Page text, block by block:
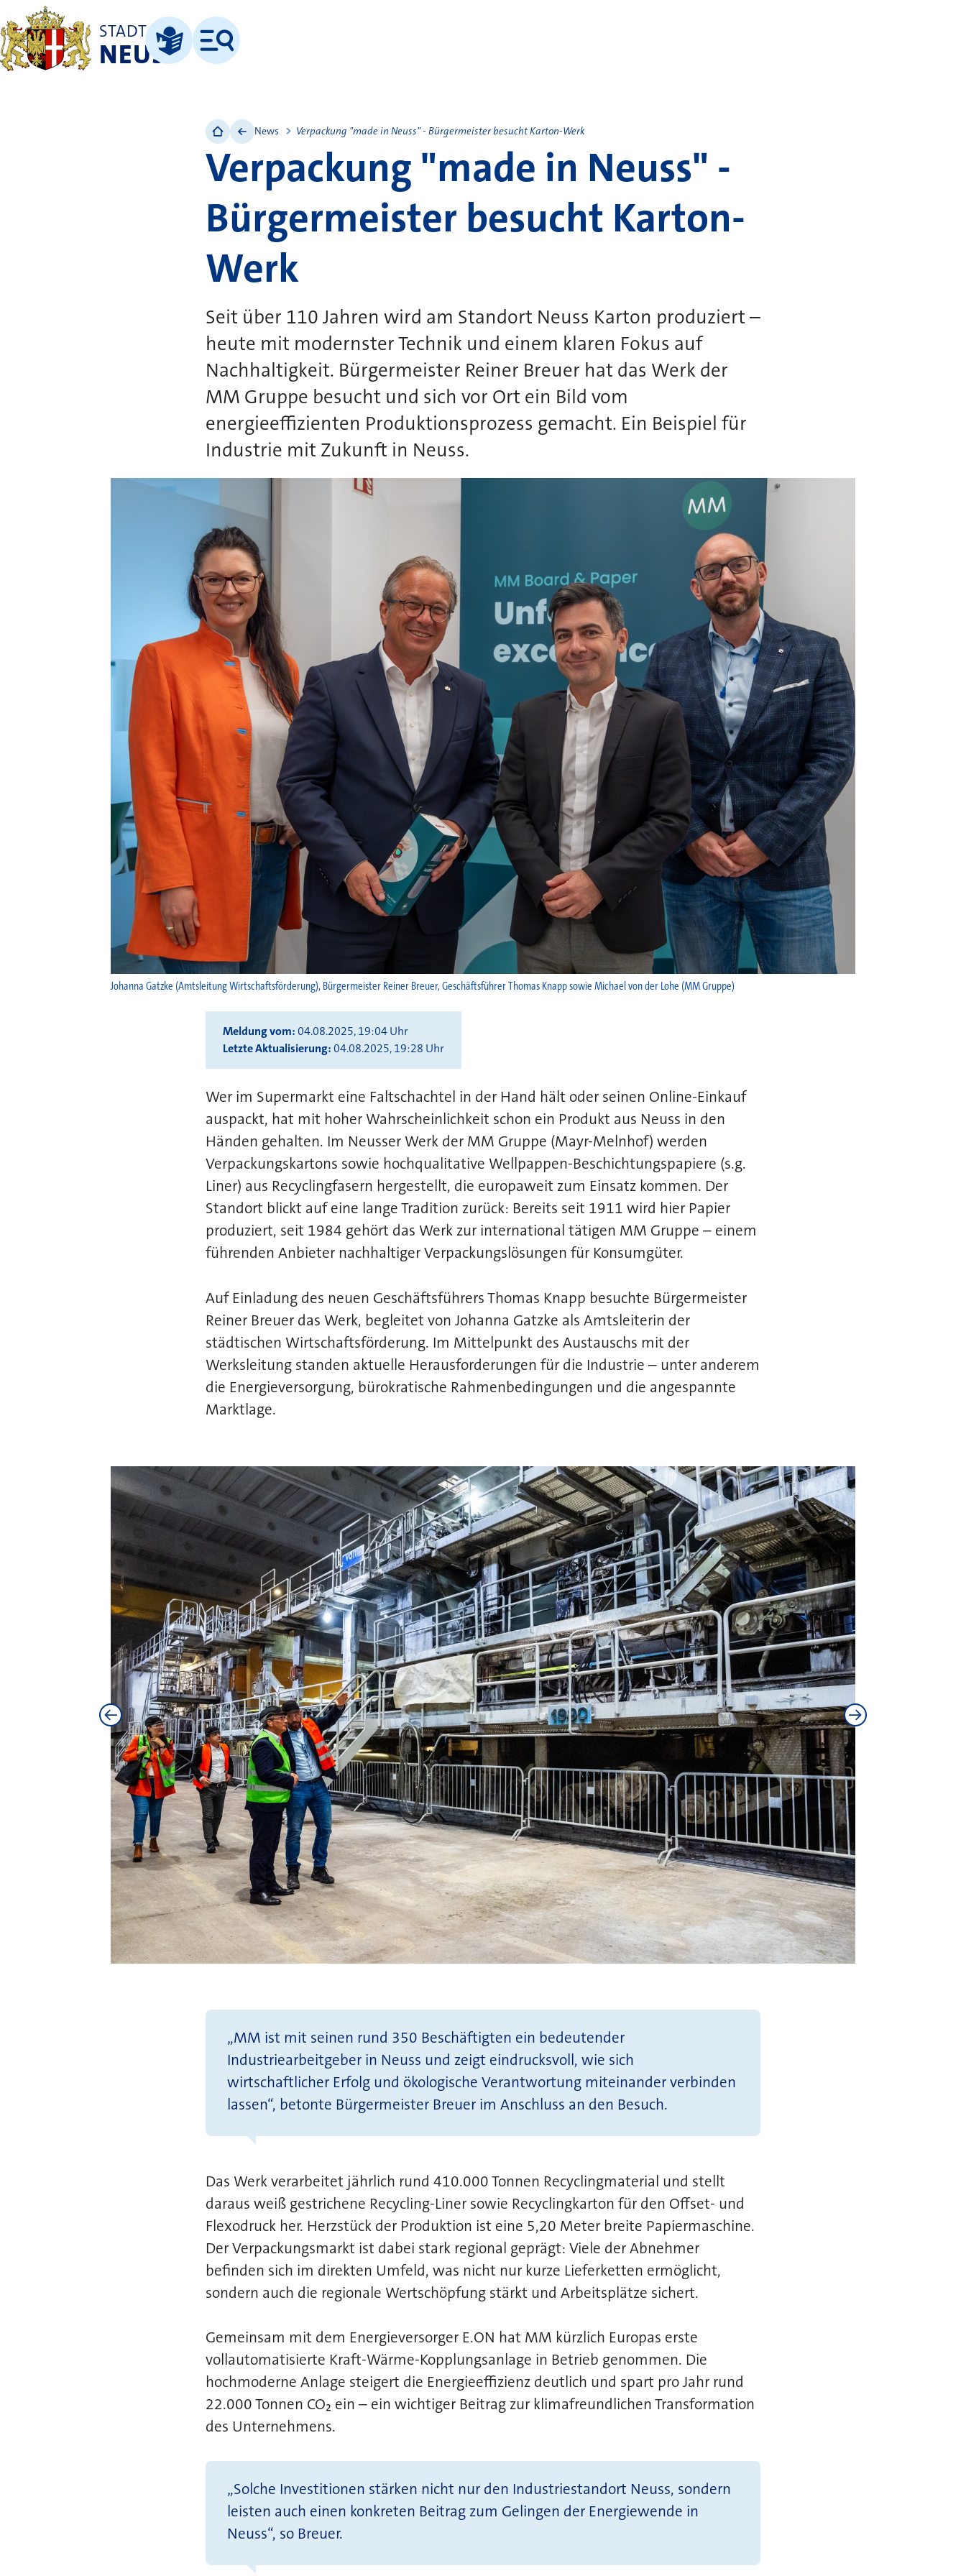
STADT
NEUSSLeichte Sprache
Menü
Johanna Gatzke (Amtsleitung Wirtschaftsförderung), Bürgermeister Reiner Breuer, Geschäftsführer Thomas Knapp sowie Michael von der Lohe (MM Gruppe)
News Verpackung "made in Neuss" - Bürgermeister besucht Karton-Werk
Verpackung "made in Neuss" -
Bürgermeister besucht Karton-
Werk
Seit über 110 Jahren wird am Standort Neuss Karton produziert –
heute mit modernster Technik und einem klaren Fokus auf
Nachhaltigkeit. Bürgermeister Reiner Breuer hat das Werk der
MM Gruppe besucht und sich vor Ort ein Bild vom
energieeffizienten Produktionsprozess gemacht. Ein Beispiel für
Industrie mit Zukunft in Neuss.
Meldung vom 04.08.2025, 19:04 Uhr
Letzte Aktualisierung 04.08.2025, 19:28 Uhr
Wer im Supermarkt eine Faltschachtel in der Hand hält oder seinen Online-Einkauf
auspackt, hat mit hoher Wahrscheinlichkeit schon ein Produkt aus Neuss in den
Händen gehalten. Im Neusser Werk der MM Gruppe (Mayr-Melnhof) werden
Verpackungskartons sowie hochqualitative Wellpappen-Beschichtungspapiere (s.g.
Liner) aus Recyclingfasern hergestellt, die europaweit zum Einsatz kommen. Der
Standort blickt auf eine lange Tradition zurück: Bereits seit 1911 wird hier Papier
produziert, seit 1984 gehört das Werk zur international tätigen MM Gruppe – einem
führenden Anbieter nachhaltiger Verpackungslösungen für Konsumgüter.
Auf Einladung des neuen Geschäftsführers Thomas Knapp besuchte Bürgermeister
Reiner Breuer das Werk, begleitet von Johanna Gatzke als Amtsleiterin der
städtischen Wirtschaftsförderung. Im Mittelpunkt des Austauschs mit der
Werksleitung standen aktuelle Herausforderungen für die Industrie – unter anderem
die Energieversorgung, bürokratische Rahmenbedingungen und die angespannte
Marktlage.
„MM ist mit seinen rund 350 Beschäftigten ein bedeutender
Industriearbeitgeber in Neuss und zeigt eindrucksvoll, wie sich
wirtschaftlicher Erfolg und ökologische Verantwortung miteinander verbinden
lassen“, betonte Bürgermeister Breuer im Anschluss an den Besuch.
Das Werk verarbeitet jährlich rund 410.000 Tonnen Recyclingmaterial und stellt
daraus weiß gestrichene Recycling-Liner sowie Recyclingkarton für den Offset- und
Flexodruck her. Herzstück der Produktion ist eine 5,20 Meter breite Papiermaschine.
Der Verpackungsmarkt ist dabei stark regional geprägt: Viele der Abnehmer
befinden sich im direkten Umfeld, was nicht nur kurze Lieferketten ermöglicht,
sondern auch die regionale Wertschöpfung stärkt und Arbeitsplätze sichert.
Gemeinsam mit dem Energieversorger E.ON hat MM kürzlich Europas erste
vollautomatisierte Kraft-Wärme-Kopplungsanlage in Betrieb genommen. Die
hochmoderne Anlage steigert die Energieeffizienz deutlich und spart pro Jahr rund
22.000 Tonnen CO₂ ein – ein wichtiger Beitrag zur klimafreundlichen Transformation
des Unternehmens.
„Solche Investitionen stärken nicht nur den Industriestandort Neuss, sondern
leisten auch einen konkreten Beitrag zum Gelingen der Energiewende in
Neuss“, so Breuer.